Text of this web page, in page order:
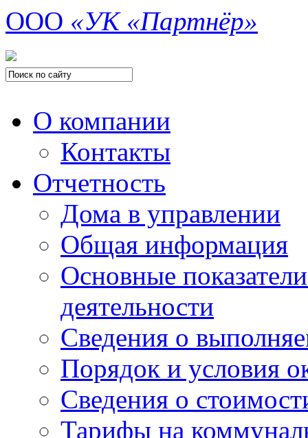
ООО «УК «Партнёр»
О компании
Контакты
Отчетность
Дома в управлении
Общая информация
Основные
деятельности
Сведения о
Порядок и условия
Сведения о
Тарифы на